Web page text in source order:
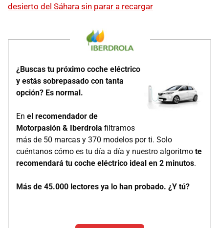
desierto del Sáhara sin parar a recargar
¿Buscas tu próximo coche eléctrico
y estás sobrepasado con tanta
opción? Es normal.
En el recomendador de
Motorpasión & Iberdrola filtramos
más de 50 marcas y 370 modelos por ti. Solo
cuéntanos cómo es tu día a día y nuestro algoritmo te
recomendará tu coche eléctrico ideal en 2 minutos.
Más de 45.000 lectores ya lo han probado. ¿Y tú?